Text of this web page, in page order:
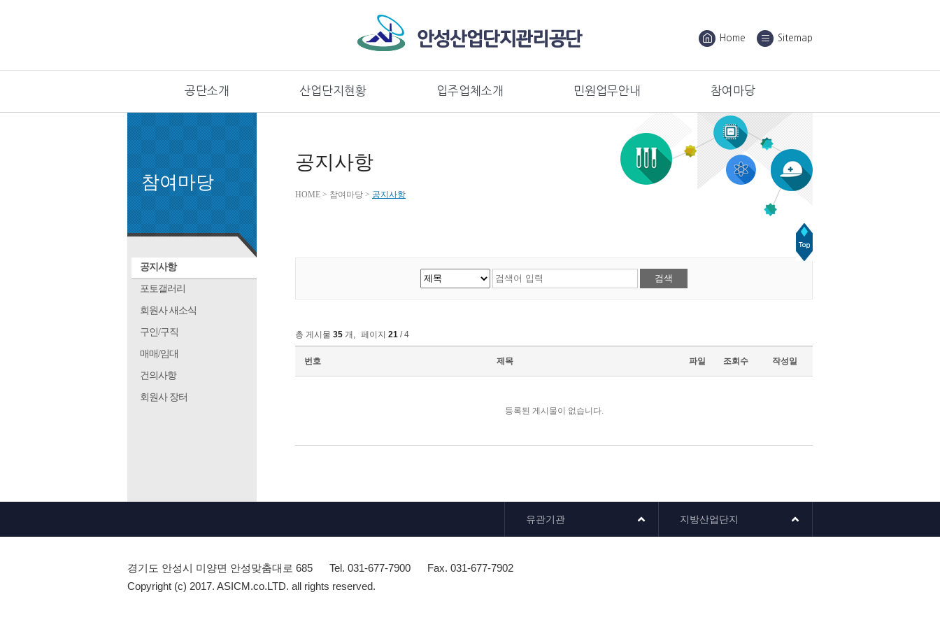
Home Sitemap
공단소개 산업단지현황 입주업체소개 민원업무안내 참여마당
참여마당
공지사항
포토갤러리
회원사 새소식
구인/구직
매매/임대
건의사항
회원사 장터
공지사항
HOME > 참여마당 > 공지사항
총 게시물 35 개 , 페이지 21 / 4
번호 제목 파일 조회수 작성일
등록된 게시물이 없습니다.
유관기관 지방산업단지
경기도 안성시 미양면 안성맞춤대로 685 Tel. 031-677-7900
Fax. 031-677-7902
Copyright (c) 2017. ASICM.co.LTD. all rights reserved.